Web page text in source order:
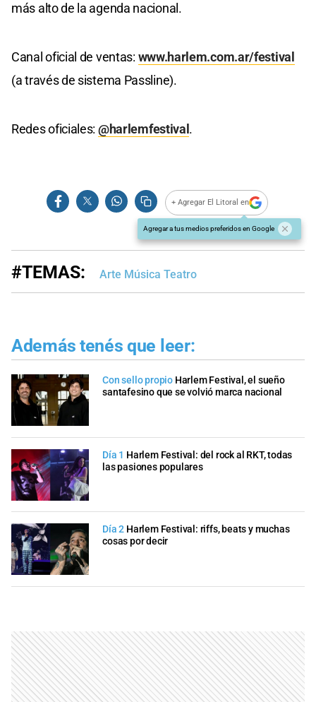
más alto de la agenda nacional.
Canal oficial de ventas: www.harlem.com.ar/festival
(a través de sistema Passline).
Redes oficiales: @harlemfestival.
+ Agregar El Litoral en
Agregar a tus medios preferidos en Google
#TEMAS: Arte Música Teatro
Además tenés que leer:
Con sello propio Harlem Festival, el sueño
santafesino que se volvió marca nacional
Día 1 Harlem Festival: del rock al RKT, todas
las pasiones populares
Día 2 Harlem Festival: riffs, beats y muchas
cosas por decir